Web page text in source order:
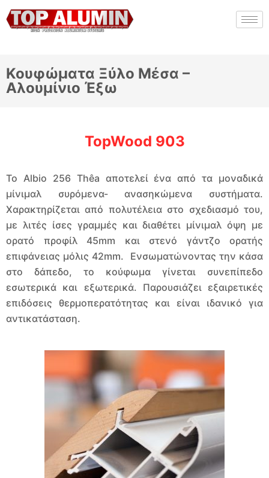
Κουφώματα Ξύλο Μέσα –
Αλουμίνιο Έξω
TopWood 903
Το Albio 256 Thêa αποτελεί ένα από τα μοναδικά
μίνιμαλ συρόμενα- ανασηκώμενα συστήματα.
Χαρακτηρίζεται από πολυτέλεια στο σχεδιασμό του,
με λιτές ίσες γραμμές και διαθέτει μίνιμαλ όψη με
ορατό προφίλ 45mm και στενό γάντζο ορατής
επιφάνειας μόλις 42mm. Ενσωματώνοντας την κάσα
στο δάπεδο, το κούφωμα γίνεται συνεπίπεδο
εσωτερικά και εξωτερικά. Παρουσιάζει εξαιρετικές
επιδόσεις θερµοπερατότητας και είναι ιδανικό για
αντικατάσταση.